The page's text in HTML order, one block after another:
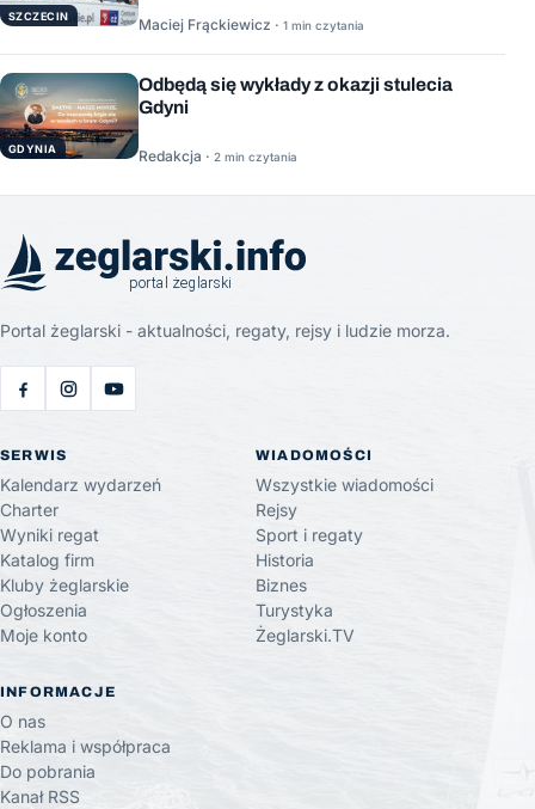
SZCZECIN Maciej Frąckiewicz · 1 min czytania
GDYNIA
Odbędą się wykłady z okazji stulecia
Gdyni
Redakcja · 2 min czytania
Portal żeglarski - aktualności, regaty, rejsy i ludzie morza.
SERWIS
Kalendarz wydarzeń
Charter
Wyniki regat
Katalog firm
Kluby żeglarskie
Ogłoszenia
Moje konto
WIADOMOŚCI
Wszystkie wiadomości
Rejsy
Sport i regaty
Historia
Biznes
Turystyka
Żeglarski.TV
INFORMACJE
O nas
Reklama i współpraca
Do pobrania
Kanał RSS